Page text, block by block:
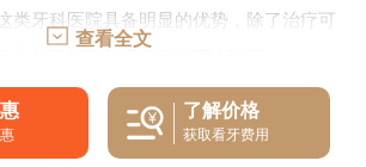
类牙科医院具备明显的优势，除了治疗可
上在收费价格方面更是一大优势。
这类医院医保都是严格按照相关的标准
查治疗的费用都是公开透明的，维护大家
消费。
查看全文
了解价格
获取看牙费用